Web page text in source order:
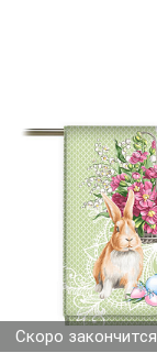
Скоро закончится